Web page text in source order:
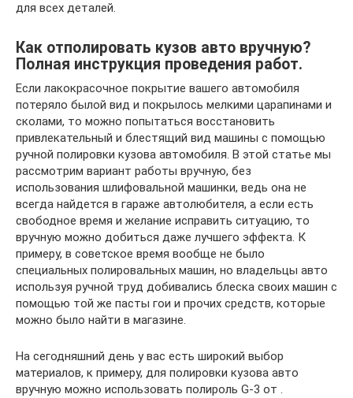
для всех деталей.
Как отполировать кузов авто вручную?
Полная инструкция проведения работ.
Если лакокрасочное покрытие вашего автомобиля
потеряло былой вид и покрылось мелкими царапинами и
сколами, то можно попытаться восстановить
привлекательный и блестящий вид машины с помощью
ручной полировки кузова автомобиля. В этой статье мы
рассмотрим вариант работы вручную, без
использования шлифовальной машинки, ведь она не
всегда найдется в гараже автолюбителя, а если есть
свободное время и желание исправить ситуацию, то
вручную можно добиться даже лучшего эффекта. К
примеру, в советское время вообще не было
специальных полировальных машин, но владельцы авто
используя ручной труд добивались блеска своих машин с
помощью той же пасты гои и прочих средств, которые
можно было найти в магазине.
На сегодняшний день у вас есть широкий выбор
материалов, к примеру, для полировки кузова авто
вручную можно использовать полироль G-3 от .